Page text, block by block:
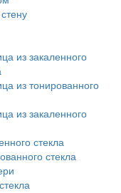
из закаленного
из тонированного
из закаленного
стекла
стекла